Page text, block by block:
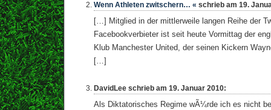
Wenn Athleten zwitschern… « schrieb am 19.
[…] Mitglied in der mittlerweile langen Reihe der
Facebookverbieter ist seit heute Vormittag der
Klub Manchester United, der seinen Kickern
[…]
DavidLee schrieb am 19. Januar 2010:
Als Diktatorisches Regime wÃ¼rde ich es nicht